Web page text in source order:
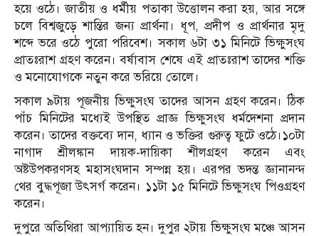
হয়ে ওঠে। জাতীয় ও ধর্মীয় পতাকা উত্তোলন করা হয়, আর সঙ্গে
চলে বিশ্বজুড়ে শান্তির জন্য প্রার্থনা। ধূপ, প্রদীপ ও প্রার্থনার মৃদু
শব্দে ভরে ওঠে পুরো পরিবেশ। সকাল ৬টা ৩১ মিনিটে ভিক্ষুসংঘ
প্রাতঃরাশ গ্রহণ করেন। বর্ষাবাস শেষে এই প্রাতঃরাশ তাদের শক্তি
ও মনোযোগকে নতুন করে ভরিয়ে তোলে।
সকাল ৯টায় পূজনীয় ভিক্ষুসংঘ তাদের আসন গ্রহণ করেন। ঠিক
পাঁচ মিনিটের মধ্যেই উপস্থিত প্রাজ্ঞ ভিক্ষুসংঘ ধর্মদেশনা প্রদান
করেন। তাদের বক্তব্যে দান, ধ্যান ও ভক্তির গুরুত্ব ফুটে ওঠে।১০টা
নাগাদ শ্রীলঙ্কান দায়ক-দায়িকা শীলগ্রহণ করেন এবং
অষ্টউপকরণসহ মহাসংঘদান সম্পন্ন হয়। এরপর ভদন্ত জ্ঞানানন্দ
থের বুদ্ধপূজা উৎসর্গ করেন। ১১টা ১৫ মিনিটে ভিক্ষুসংঘ পিওগ্রহণ
করেন।
দুপুরে অতিথিরা আপ্যায়িত হন। দুপুর ২টায় ভিক্ষুসংঘ মঞ্চে আসন